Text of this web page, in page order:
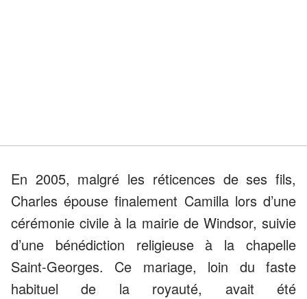
En 2005, malgré les réticences de ses fils,
Charles épouse finalement Camilla lors d’une
cérémonie civile à la mairie de Windsor, suivie
d’une bénédiction religieuse à la chapelle
Saint-Georges. Ce mariage, loin du faste
habituel de la royauté, avait été